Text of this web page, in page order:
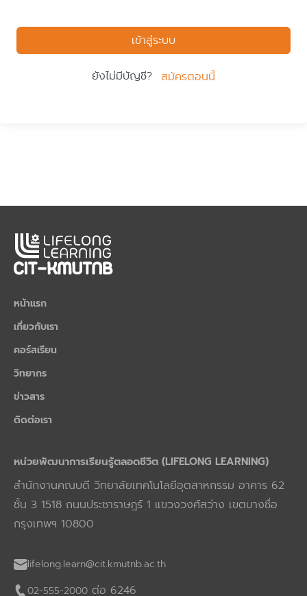
เข้าสู่ระบบ
ยังไม่มีบัญชี? สมัครตอนนี้
หน้าแรก
เกี่ยวกับเรา
คอร์สเรียน
วิทยากร
ข่าวสาร
ติดต่อเรา
หน่วยพัฒนาการเรียนรู้ตลอดชีวิต (LIFELONG LEARNING)
สำนักงานคณบดี วิทยาลัยเทคโนโลยีอุตสาหกรรม อาคาร 62
ชั้น 3 1518 ถนนประชาราษฎร์ 1 แขวงวงศ์สว่าง เขตบางซื่อ
กรุงเทพฯ 10800
lifelong.learn@cit.kmutnb.ac.th
02-555-2000 ต่อ 6246